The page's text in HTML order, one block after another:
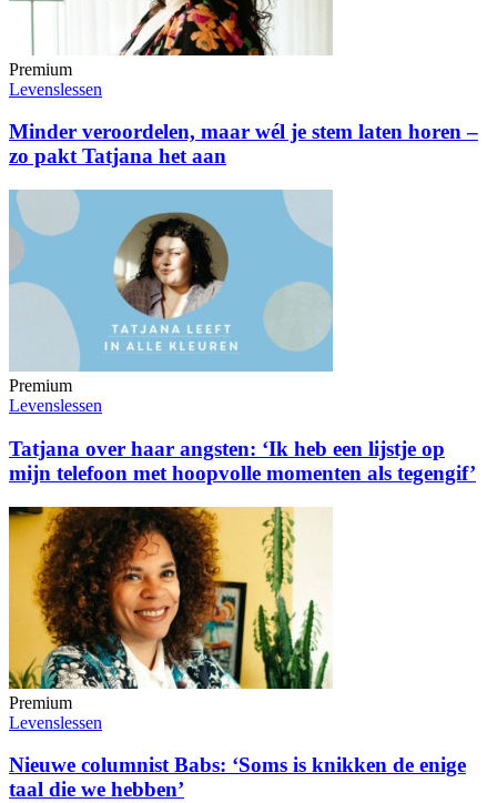
Premium
Levenslessen
Minder veroordelen, maar wél je stem laten horen –
zo pakt Tatjana het aan
Premium
Levenslessen
Tatjana over haar angsten: ‘Ik heb een lijstje op
mijn telefoon met hoopvolle momenten als tegengif’
Premium
Levenslessen
Nieuwe columnist Babs: ‘Soms is knikken de enige
taal die we hebben’